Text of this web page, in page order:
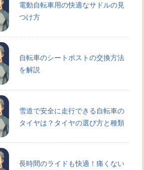
電動自転車用の快適なサドルの見
つけ方
自転車のシートポストの交換方法
を解説
雪道で安全に走行できる自転車の
タイヤは？タイヤの選び方と種類
長時間のライドも快適！痛くない